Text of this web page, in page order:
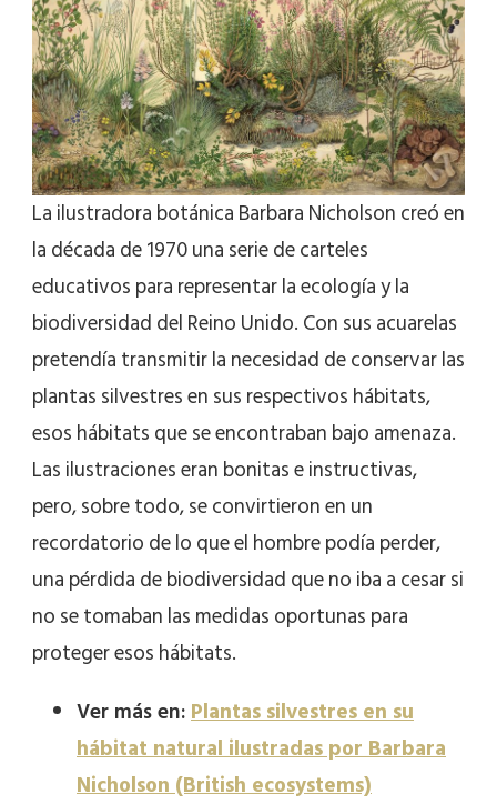
La ilustradora botánica Barbara Nicholson creó en
la década de 1970 una serie de carteles
educativos para representar la ecología y la
biodiversidad del Reino Unido. Con sus acuarelas
pretendía transmitir la necesidad de conservar las
plantas silvestres en sus respectivos hábitats,
esos hábitats que se encontraban bajo amenaza.
Las ilustraciones eran bonitas e instructivas,
pero, sobre todo, se convirtieron en un
recordatorio de lo que el hombre podía perder,
una pérdida de biodiversidad que no iba a cesar si
no se tomaban las medidas oportunas para
proteger esos hábitats.
Ver más en:Plantas silvestres en su
hábitat natural ilustradas por Barbara
Nicholson (British ecosystems)